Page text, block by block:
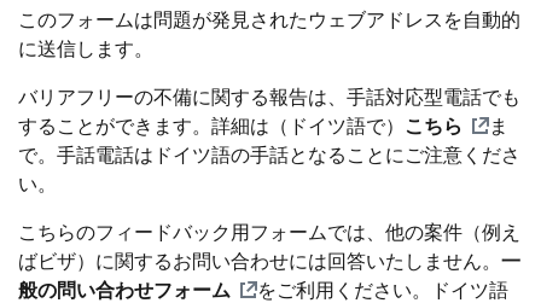
このフォームは問題が発見されたウェブアドレスを自動的
に送信します。
バリアフリーの不備に関する報告は、手話対応型電話でも
することができます。詳細は（ドイツ語で）
こちら
ま
で。手話電話はドイツ語の手話となることにご注意くださ
い。
こちらのフィードバック用フォームでは、他の案件（例え
ばビザ）に関するお問い合わせには回答いたしません。 一
般の問い合わせフォーム
をご利用ください。ドイツ語